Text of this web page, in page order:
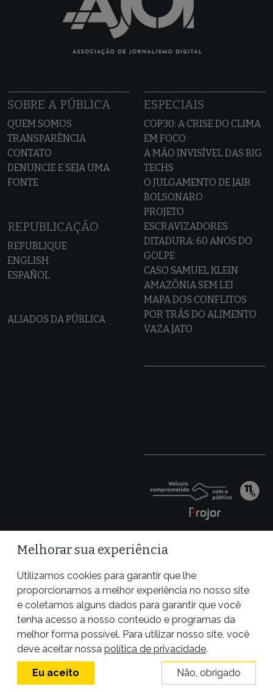
SOBRE A PÚBLICA
QUEM SOMOS
TRANSPARÊNCIA
CONTATO
DENUNCIE E SEJA UMA
FONTE
REPUBLICAÇÃO
REPUBLIQUE
ENGLISH
ESPAÑOL
ALIADOS DA PÚBLICA
ESPECIAIS
COP30: A CRISE DO CLIMA
EM FOCO
A MÃO INVISÍVEL DAS BIG
TECHS
O JULGAMENTO DE JAIR
BOLSONARO
PROJETO
ESCRAVIZADORES
DITADURA: 60 ANOS DO
GOLPE
CASO SAMUEL KLEIN
AMAZÔNIA SEM LEI
MAPA DOS CONFLITOS
POR TRÁS DO ALIMENTO
VAZA JATO
Site desenvolvido por
Melhorar sua experiência
Utilizamos cookies para garantir que lhe
proporcionamos a melhor experiência no nosso site
e coletamos alguns dados para garantir que você
tenha acesso a nosso conteúdo e programas da
melhor forma possível. Para utilizar nosso site, você
deve aceitar nossa política de privacidade.
Eu aceito Não, obrigado